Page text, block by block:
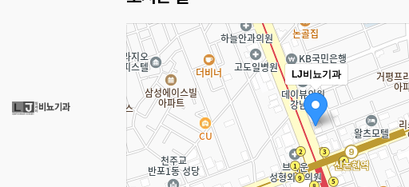
LJ비뇨기과